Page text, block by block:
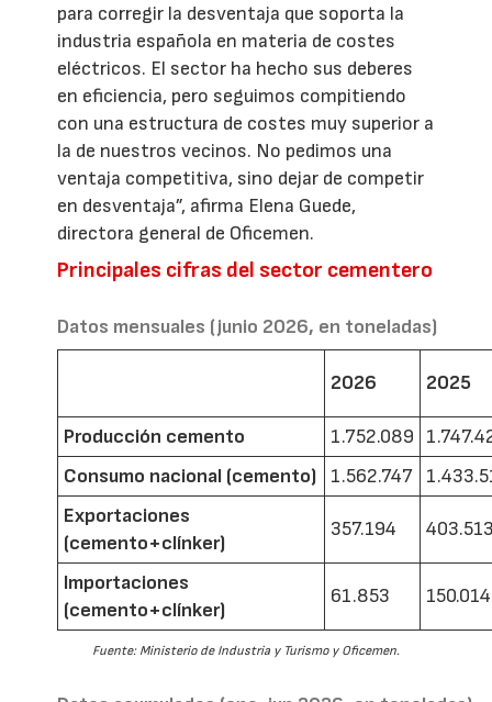
para corregir la desventaja que soporta la
industria española en materia de costes
eléctricos. El sector ha hecho sus deberes
en eficiencia, pero seguimos compitiendo
con una estructura de costes muy superior a
la de nuestros vecinos. No pedimos una
ventaja competitiva, sino dejar de competir
en desventaja”, afirma Elena Guede,
directora general de Oficemen.
Principales cifras del sector cementero
Datos mensuales (junio 2026, en toneladas)
2026 2025
Producción cemento 1.752.089
Consumo nacional (cemento)
1.562.747
Exportaciones
(cemento+clínker)
357.194
Importaciones
(cemento+clínker)
61.853 150.014
Fuente: Ministerio de Industria y Turismo y Oficemen.